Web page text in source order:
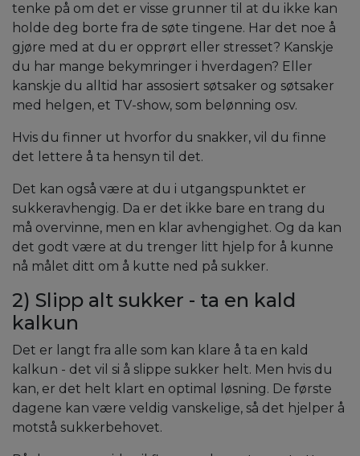
tenke på om det er visse grunner til at du ikke kan
holde deg borte fra de søte tingene. Har det noe å
gjøre med at du er opprørt eller stresset? Kanskje
du har mange bekymringer i hverdagen? Eller
kanskje du alltid har assosiert søtsaker og søtsaker
med helgen, et TV-show, som belønning osv.
Hvis du finner ut hvorfor du snakker, vil du finne
det lettere å ta hensyn til det.
Det kan også være at du i utgangspunktet er
sukkeravhengig. Da er det ikke bare en trang du
må overvinne, men en klar avhengighet. Og da kan
det godt være at du trenger litt hjelp for å kunne
nå målet ditt om å kutte ned på sukker.
2) Slipp alt sukker - ta en kald
kalkun
Det er langt fra alle som kan klare å ta en kald
kalkun - det vil si å slippe sukker helt. Men hvis du
kan, er det helt klart en optimal løsning. De første
dagene kan være veldig vanskelige, så det hjelper å
motstå sukkerbehovet.